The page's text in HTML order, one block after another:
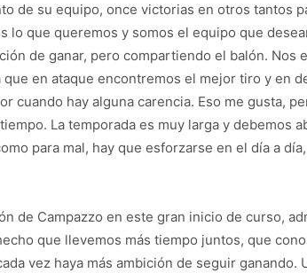
de su equipo, once victorias en otros tantos
lo que queremos y somos el equipo que
de ganar, pero compartiendo el balón. Nos
en ataque encontremos el mejor tiro y en
cuando hay alguna carencia. Eso me gusta,
La temporada es muy larga y debemos
para mal, hay que esforzarse en el día a
de Campazzo en este gran inicio de curso,
que llevemos más tiempo juntos, que
vez haya más ambición de seguir ganando.